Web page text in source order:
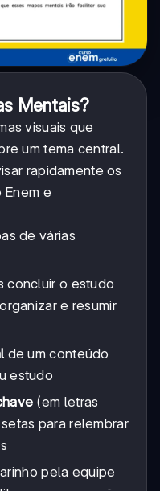
Mentais?
visuais que
um tema central.
rapidamente os
Enem e
de várias
concluir o estudo
e resumir
de um conteúdo
estudo
(em letras
para relembrar
pela equipe